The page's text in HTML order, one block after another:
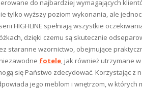
do najbardziej wymagających
tylko wyższy poziom wykonania, ale
HIGHLINE spełniają wszystkie
dzięki czemu są skutecznie
staranne wzornictwo, obejmujące
fotele , jak również utrzymane
się Państwo zdecydować. Korzystając z
jego meblom i wnętrzom, w których